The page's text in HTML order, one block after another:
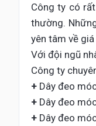
Công ty có
thường.
yên tâm về giá
Với đội ngũ
Công ty
+ Dây đeo
+ Dây đeo
+ Dây đeo